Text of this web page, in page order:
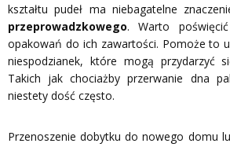
kształtu pudeł ma niebagatelne
przeprowadzkowego. Warto
opakowań do ich zawartości. Pomoże to
niespodzianek, które mogą przydarzyć
Takich jak chociażby przerwanie dna
niestety dość często.
Przenoszenie dobytku do nowego domu